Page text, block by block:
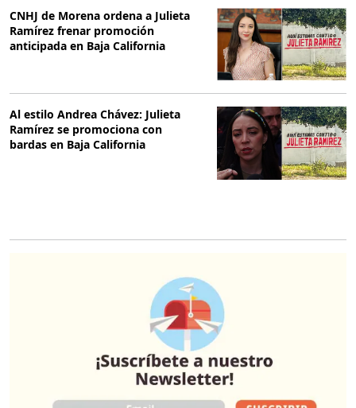
CNHJ de Morena ordena a Julieta
Ramírez frenar promoción
anticipada en Baja California
Al estilo Andrea Chávez: Julieta
Ramírez se promociona con
bardas en Baja California